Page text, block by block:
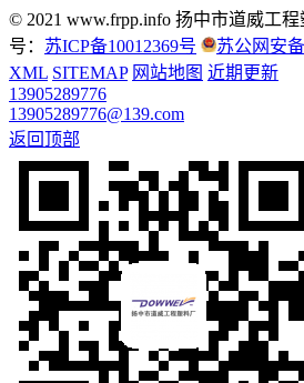
© 2021 www.frpp.info 扬中市道威工
号： 苏ICP备10012369号
苏公网安
XML SITEMAP 网站地图 近期更新
13905289776
13905289776@139.com
返回顶部